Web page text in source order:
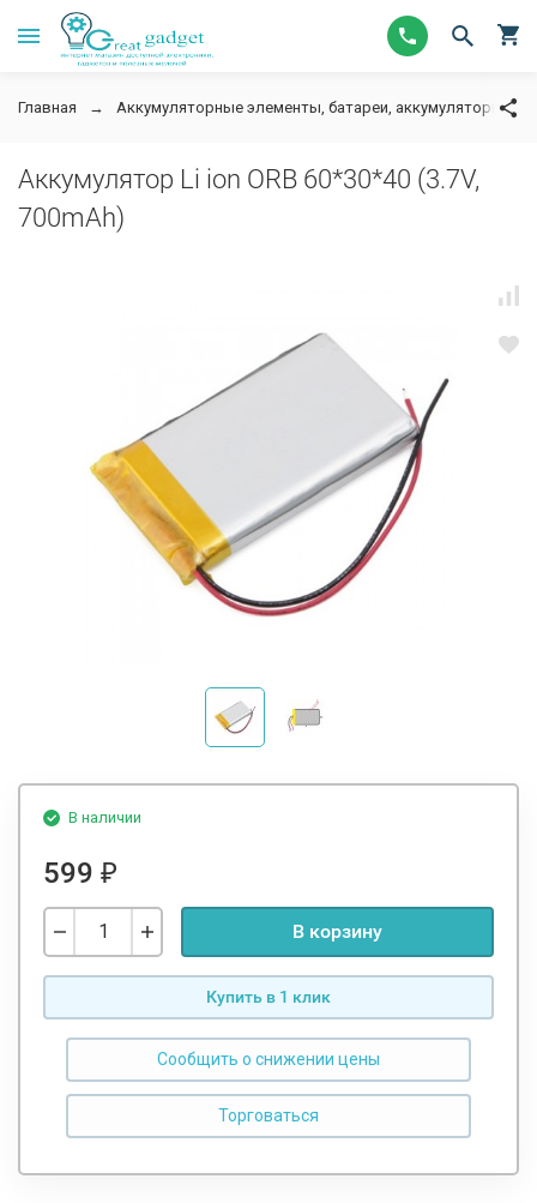
Главная Аккумуляторные элементы, батареи, аккумуляторы
Аккумулятор Li ion ORB 60*30*40 (3.7V,
700mAh)
В наличии
599 ₽
В корзину
Купить в 1 клик
Сообщить о снижении цены